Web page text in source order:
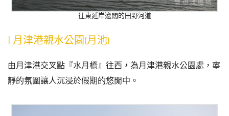
往東延岸遼闊的田野河道
| 月津港親水公園(月池)
由月津港交叉點 『水月橋』 往西 ， 為月津港親水公園處 ， 寧
靜的氛圍讓人沉浸於假期的悠閒中。